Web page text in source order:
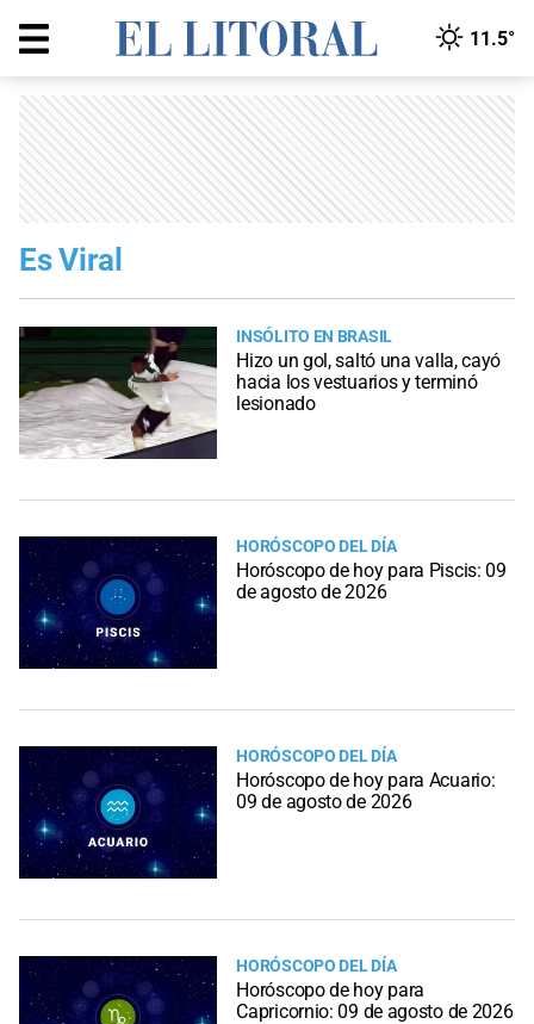
11.5°
Es Viral
INSÓLITO EN BRASIL
Hizo un gol, saltó una valla, cayó
hacia los vestuarios y terminó
lesionado
HORÓSCOPO DEL DÍA
Horóscopo de hoy para Piscis: 09
de agosto de 2026
HORÓSCOPO DEL DÍA
Horóscopo de hoy para Acuario:
09 de agosto de 2026
HORÓSCOPO DEL DÍA
Horóscopo de hoy para
Capricornio: 09 de agosto de 2026